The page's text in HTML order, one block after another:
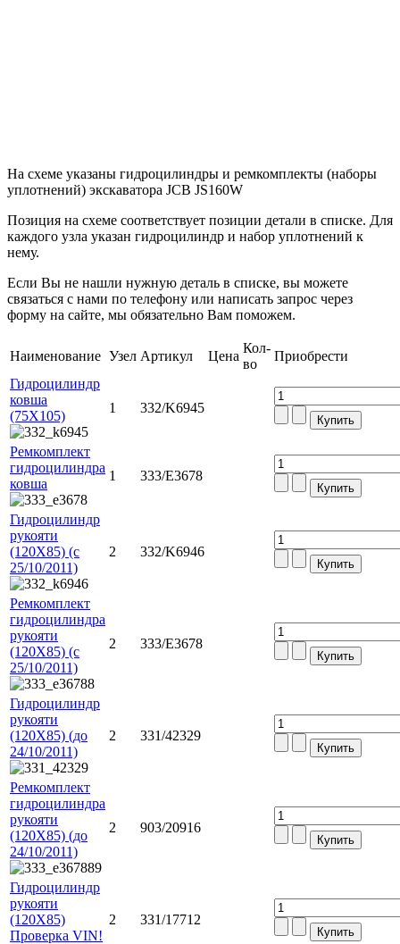
На схеме указаны гидроцилиндры и ремкомплекты (наборы
уплотнений) экскаватора JCB JS160W
Позиция на схеме соответствует позиции детали в списке. Для
каждого узла указан гидроцилиндр и набор уплотнений к
нему.
Если Вы не нашли нужную деталь в списке, вы можете
связаться с нами по телефону или написать запрос через
форму на сайте, мы обязательно Вам поможем.
Наименование Узел Артикул Цена
Кол-
во
Приобрести
Гидроцилиндр
ковша
(75X105)
1 332/K6945
Ремкомплект
гидроцилиндра
ковша
1 333/E3678
Гидроцилиндр
рукояти
(120Х85) (с
25/10/2011)
2 332/K6946
Ремкомплект
гидроцилиндра
рукояти
(120Х85) (с
25/10/2011)
2 333/E3678
Гидроцилиндр
рукояти
(120Х85) (до
24/10/2011)
2 331/42329
Ремкомплект
гидроцилиндра
рукояти
(120Х85) (до
24/10/2011)
2 903/20916
Гидроцилиндр
рукояти
(120Х85)
Проверка VIN!
2 331/17712